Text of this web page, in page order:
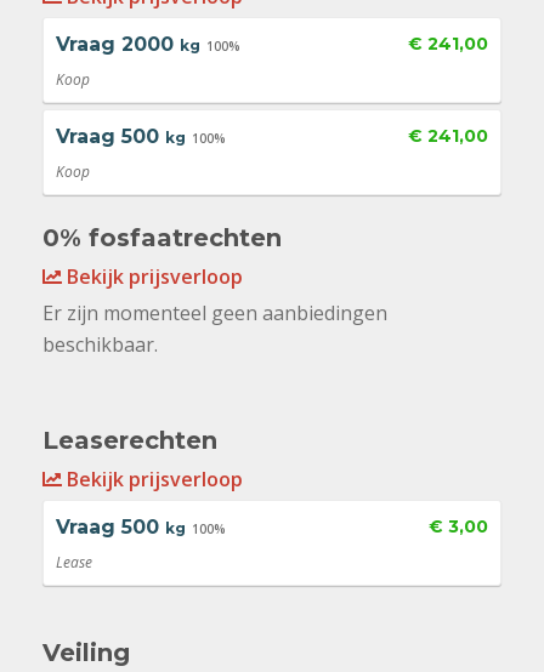
Vraag 2000 kg 100% € 241,00
Koop
Vraag 500 kg 100% € 241,00
Koop
0% fosfaatrechten
Bekijk prijsverloop
Er zijn momenteel geen aanbiedingen
beschikbaar.
Leaserechten
Bekijk prijsverloop
Vraag 500 kg 100% € 3,00
Lease
Veiling